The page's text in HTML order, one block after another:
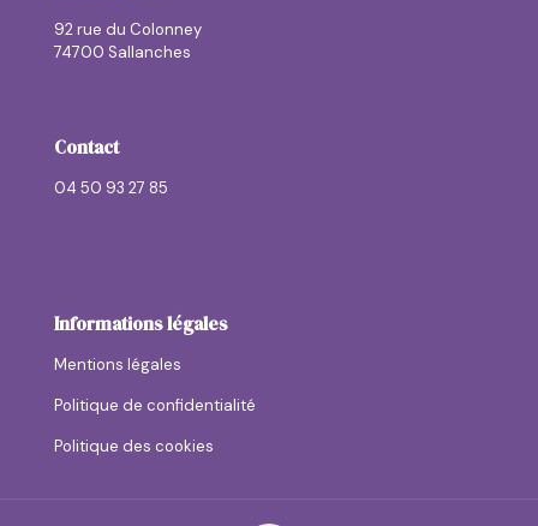
92 rue du Colonney
74700 Sallanches
Contact
04 50 93 27 85
Informations légales
Mentions légales
Politique de confidentialité
Politique des cookies